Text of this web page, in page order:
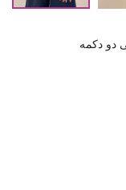
دو دکمه